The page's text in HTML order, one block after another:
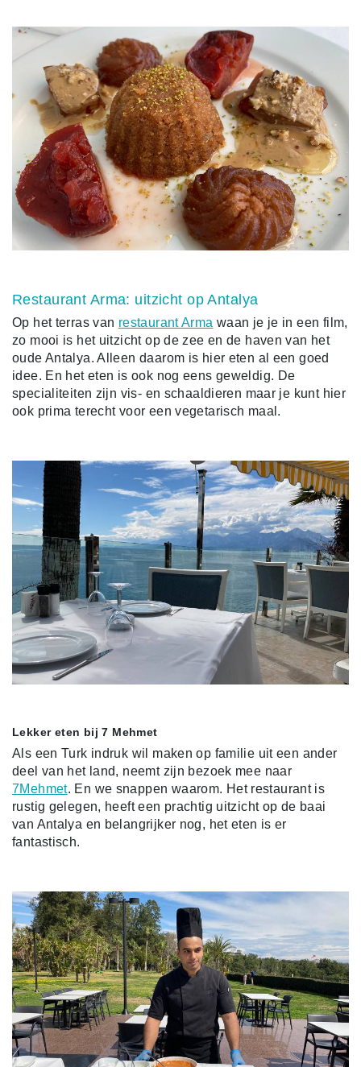
Restaurant Arma: uitzicht op Antalya
Op het terras van restaurant Arma waan je je in een film,
zo mooi is het uitzicht op de zee en de haven van het
oude Antalya. Alleen daarom is hier eten al een goed
idee. En het eten is ook nog eens geweldig. De
specialiteiten zijn vis- en schaaldieren maar je kunt hier
ook prima terecht voor een vegetarisch maal.
Lekker eten bij 7 Mehmet
Als een Turk indruk wil maken op familie uit een ander
deel van het land, neemt zijn bezoek mee naar
7Mehmet. En we snappen waarom. Het restaurant is
rustig gelegen, heeft een prachtig uitzicht op de baai
van Antalya en belangrijker nog, het eten is er
fantastisch.